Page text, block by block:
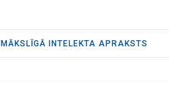
MĀKSLĪGĀ INTELEKTA APRAKSTS